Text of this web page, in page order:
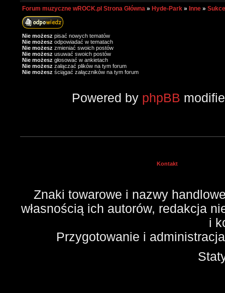
Forum muzyczne wROCK.pl Strona Główna » Hyde-Park » Inne »
Nie możesz pisać nowych tematów
Nie możesz odpowiadać w tematach
Nie możesz zmieniać swoich postów
Nie możesz usuwać swoich postów
Nie możesz głosować w ankietach
Nie możesz załączać plików na tym forum
Nie możesz ściągać załączników na tym forum
Powered by phpBB
Kontakt
Znaki towarowe i nazwy
własnością ich autorów, redakcja
i
Przygotowanie i